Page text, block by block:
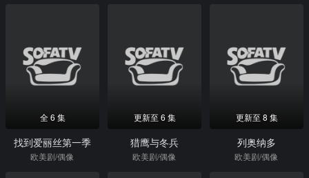
全 6 集
找到爱丽丝第一季
欧美剧/偶像
更新至 6 集
猎鹰与冬兵
欧美剧/偶像
更新至 8 集
列奥纳多
欧美剧/偶像